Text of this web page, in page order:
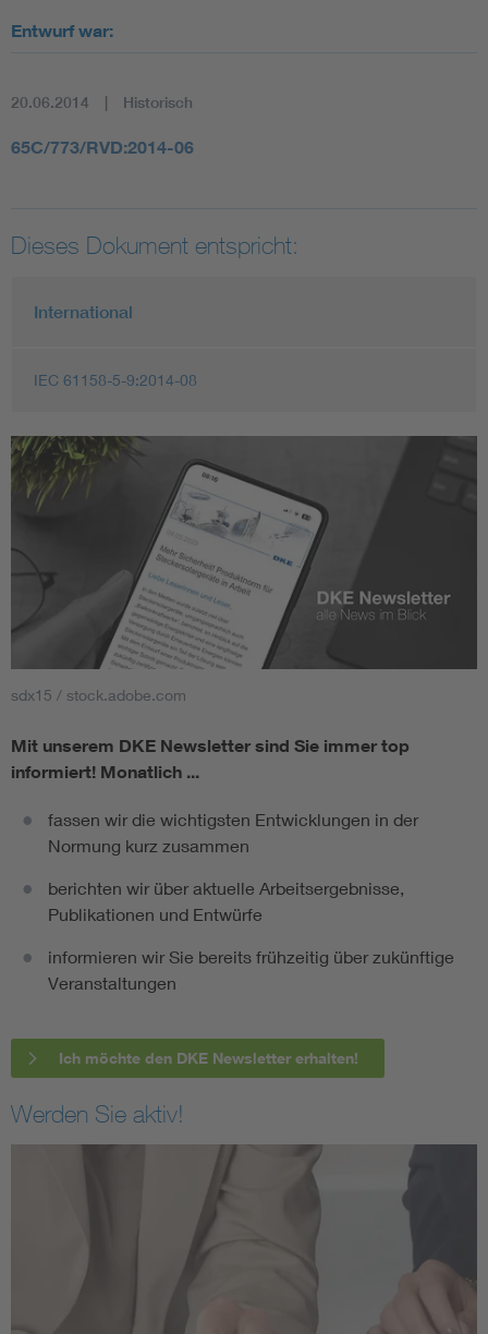
Entwurf war:
20.06.2014 Historisch
65C/773/RVD:2014-06
Dieses Dokument entspricht:
International
IEC 61158-5-9:2014-08
sdx15 / stock.adobe.com
Mit unserem DKE Newsletter sind Sie immer top
informiert! Monatlich ...
fassen wir die wichtigsten Entwicklungen in der
Normung kurz zusammen
berichten wir über aktuelle Arbeitsergebnisse,
Publikationen und Entwürfe
informieren wir Sie bereits frühzeitig über zukünftige
Veranstaltungen
Ich möchte den DKE Newsletter erhalten!
Werden Sie aktiv!